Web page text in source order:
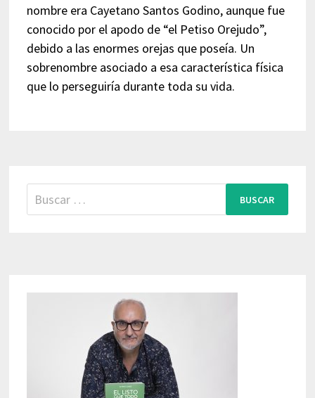
nombre era Cayetano Santos Godino, aunque fue
conocido por el apodo de “el Petiso Orejudo”,
debido a las enormes orejas que poseía. Un
sobrenombre asociado a esa característica física
que lo perseguiría durante toda su vida.
Buscar: